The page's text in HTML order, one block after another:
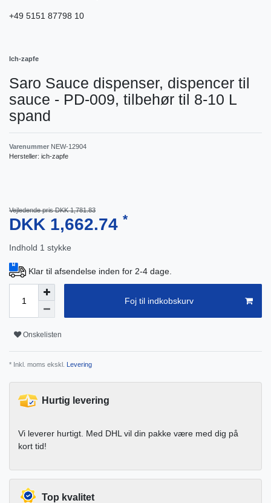
+49 5151 87798 10
Ich-zapfe
Saro Sauce dispenser, dispencer til
sauce - PD-009, tilbehør til 8-10 L
spand
Varenummer NEW-12904
Hersteller: ich-zapfe
Vejledende pris DKK 1,781.83
DKK 1,662.74 *
Indhold 1 stykke
Klar til afsendelse inden for 2-4 dage.
Foj til indkobskurv
Onskelisten
* Inkl. moms ekskl. Levering
Hurtig levering
Vi leverer hurtigt. Med DHL vil din pakke være med dig på
kort tid!
Top kvalitet